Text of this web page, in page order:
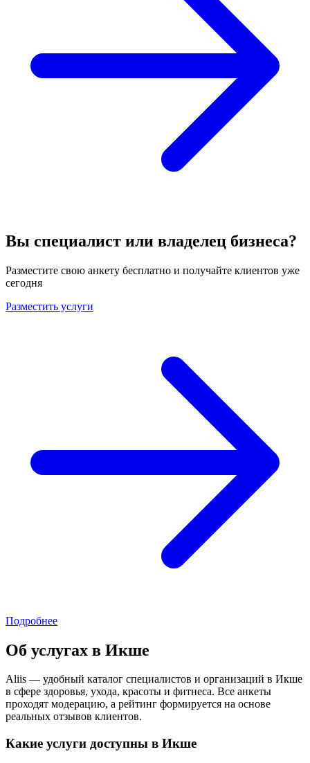
Вы специалист или владелец бизнеса?
Разместите свою анкету бесплатно и получайте клиентов уже
сегодня
Разместить услуги
Подробнее
Об услугах в Икше
Aliis — удобный каталог специалистов и организаций в Икше
в сфере здоровья, ухода, красоты и фитнеса. Все анкеты
проходят модерацию, а рейтинг формируется на основе
реальных отзывов клиентов.
Какие услуги доступны в Икше